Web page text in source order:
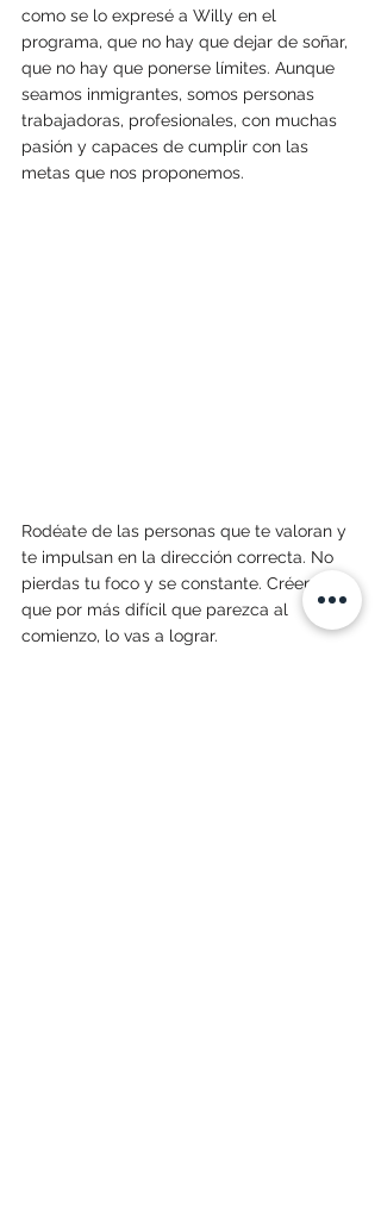
como se lo expresé a Willy en el
programa, que no hay que dejar de soñar,
que no hay que ponerse límites. Aunque
seamos inmigrantes, somos personas
trabajadoras, profesionales, con muchas
pasión y capaces de cumplir con las
metas que nos proponemos.
Rodéate de las personas que te valoran y
te impulsan en la dirección correcta. No
pierdas tu foco y se constante. Créeme
que por más difícil que parezca al
comienzo, lo vas a lograr.